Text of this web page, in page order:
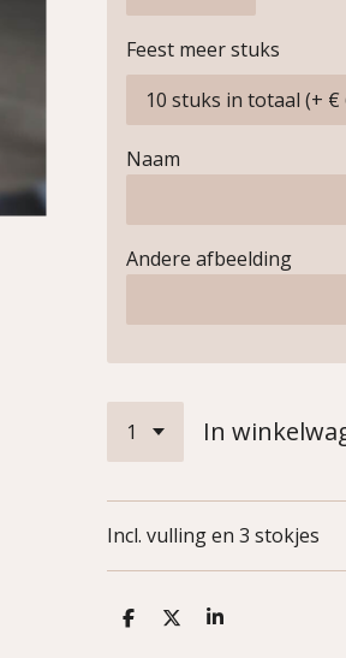
Feest meer stuks
Naam
Andere afbeelding
In
Incl. vulling en 3 stokjes
D
D
S